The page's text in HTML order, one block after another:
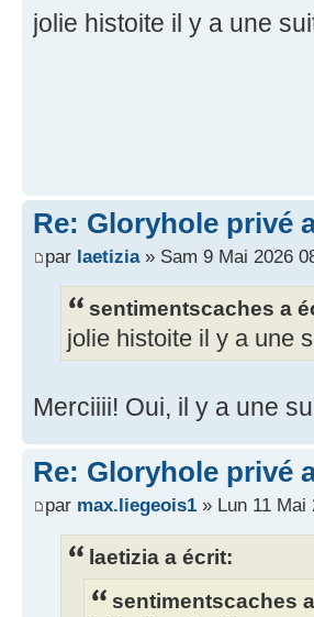
jolie histoite il y a une
Re: Gloryhole privé
par laetizia» Sam 9 Mai 2026
sentimentscaches a
jolie histoite il y a une
Merciiii! Oui, il y a une
Re: Gloryhole privé
par max.liegeois1 » Lun 11 Mai
laetizia a écrit:
sentimentscaches